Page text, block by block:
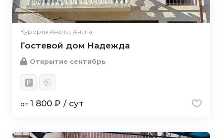
Курорты Анапы, Анапа
Гостевой дом Надежда
Открытие сентябрь
от 1 800 ₽ / сут